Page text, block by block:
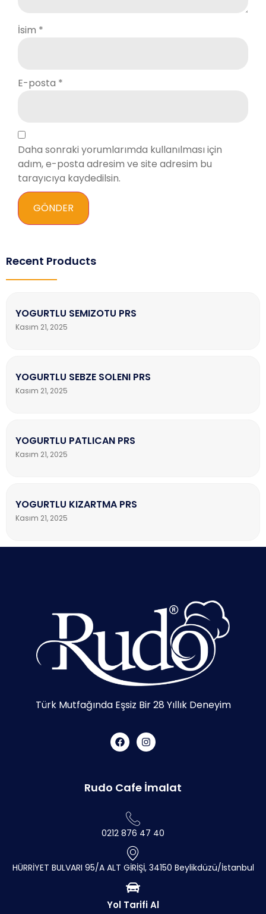
İsim *
E-posta *
Daha sonraki yorumlarımda kullanılması için
adım, e-posta adresim ve site adresim bu
tarayıcıya kaydedilsin.
Recent Products
YOGURTLU SEMIZOTU PRS
Kasım 21, 2025
YOGURTLU SEBZE SOLENI PRS
Kasım 21, 2025
YOGURTLU PATLICAN PRS
Kasım 21, 2025
YOGURTLU KIZARTMA PRS
Kasım 21, 2025
Türk Mutfağında Eşsiz Bir 28 Yıllık Deneyim
Rudo Cafe İmalat
0212 876 47 40
HÜRRİYET BULVARI 95/A ALT GİRİŞİ, 34150 Beylikdüzü/İstanbul
Yol Tarifi Al